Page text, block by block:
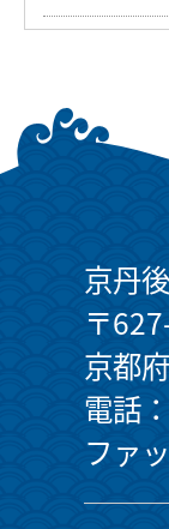
京丹
〒
京都
電話
ファ